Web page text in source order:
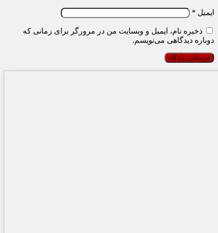
ایمیل *
ذخیره نام، ایمیل و وبسایت من در مرورگر برای زمانی که
دوباره دیدگاهی می‌نویسم.